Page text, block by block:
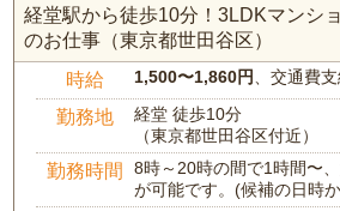
経堂駅から徒歩10分！3LDKマンシ
のお仕事（東京都世田谷区）
時給 1,500〜1,860円、交通費
勤務地
経堂 徒歩10分
（東京都世田谷区付近）
勤務時間
8時～20時の間で1時間〜
が可能です。(候補の日時